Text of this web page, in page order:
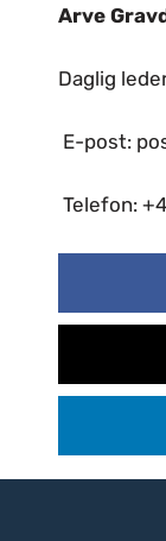
Arve
Daglig
E-post:
Telefon: